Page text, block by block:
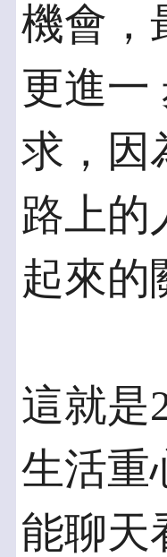
機會，
更進一
求，因
路上的
起來的
這就是
生活重
能聊天